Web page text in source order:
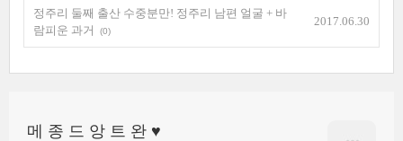
정주리 둘째 출산 수중분만! 정주리 남편 얼굴 + 바
람피운 과거
(0)
2017.06.30
메 종 드 앙 트 완 ♥